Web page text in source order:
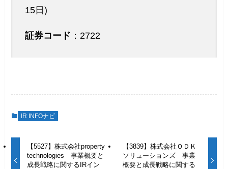
15日)
証券コード ：2722
IR INFOナビ
【5527】株式会社property
technologies 事業概要と
成長戦略に関するIRイン
【3839】株式会社ＯＤＫ
ソリューションズ 事業
概要と成長戦略に関する